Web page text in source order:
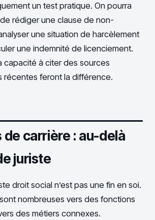
un test pratique. On pourra
rédiger une clause de non-
une situation de harcèlement
une indemnité de licenciement.
capacité à citer des sources
récentes feront la différence.
de carrière : au-delà
juriste
droit social n’est pas une fin en soi.
nombreuses vers des fonctions
des métiers connexes.